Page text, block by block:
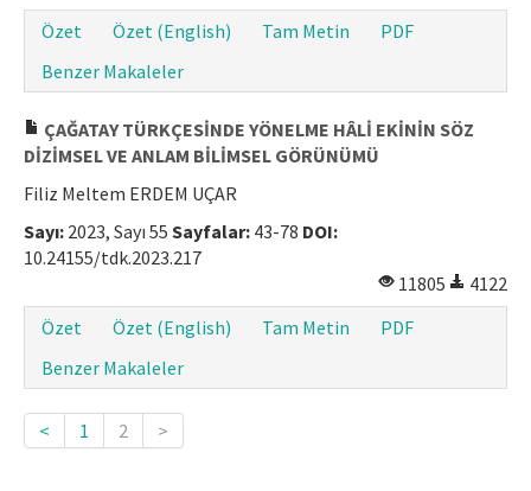
Özet
Özet (English) Tam Metin
PDF
Benzer Makaleler
ÇAĞATAY TÜRKÇESİNDE YÖNELME HÂLİ EKİNİN SÖZ
DİZİMSEL VE ANLAM BİLİMSEL GÖRÜNÜMÜ
Filiz Meltem ERDEM UÇAR
Sayı: 2023, Sayı 55 Sayfalar: 43-78 DOI:
10.24155/tdk.2023.217
11805
4122
Özet
Özet (English) Tam Metin
PDF
Benzer Makaleler
< 1 2 >